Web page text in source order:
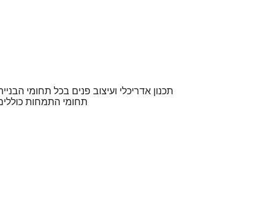
תכנון אדריכלי ועיצוב פנים בכל תחומי
תחומי התמחות